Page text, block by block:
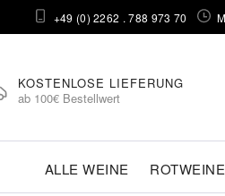
+49 (0) 2262 . 788 973 70⁠
KOSTENLOSE LIEFERUNG
ab 100€ Bestellwert
ALLE WEINE ROTWEINE